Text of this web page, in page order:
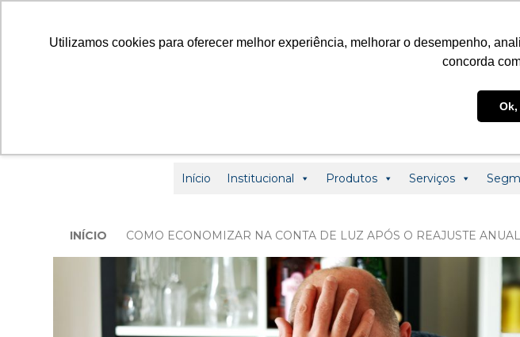
Utilizamos cookies para oferecer melhor experiência, melhorar o desempenho,
concorda
Início Institucional Produtos Serviços
INÍCIO COMO ECONOMIZAR NA CONTA DE LUZ APÓS O REAJUSTE